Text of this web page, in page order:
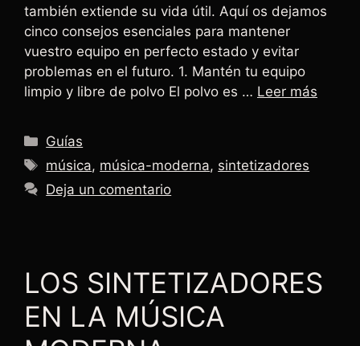
también extiende su vida útil. Aquí os dejamos
cinco consejos esenciales para mantener
vuestro equipo en perfecto estado y evitar
problemas en el futuro. 1. Mantén tu equipo
limpio y libre de polvo El polvo es … Leer más
Guías
música, música-moderna, sintetizadores
Deja un comentario
LOS SINTETIZADORES
EN LA MÚSICA